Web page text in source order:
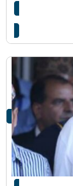
दुर्गा प्रसाईंलाई